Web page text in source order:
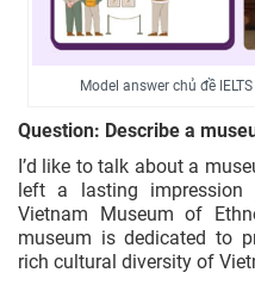
Model answer chủ đề
Question: Describe a
I’d like to talk about a
left a lasting
Vietnam Museum of
museum is dedicated to
rich cultural diversity of